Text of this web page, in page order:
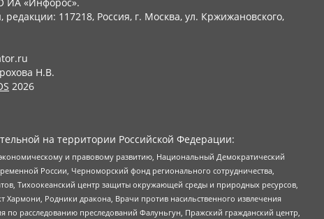
редакции: 117218, Россия, г. Москва, ул. Кржижановского,
Н.В.
2026
на территории Российской Федерации:
и правовому развитию, Национальный Демократический
России, Черноморский фонд регионального сотрудничества,
Тихоокеанский центр защиты окружающей среды и природных ресурсов,
Родники дракона, Врачи против насильственного извлечения
расследованию преследований Фалуньгун, Пражский гражданский центр,